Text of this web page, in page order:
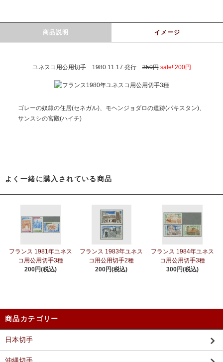
商品説明 イメージ
ユネスコ用公用切手 1980.11.17.発行350円 sale! 200円
ゴレーの奴隷の住居(セネガル)、モヘンジョダロの遺跡(パキスタン)、
サンスシの宮殿(ハイチ)
よく一緒に購入されている商品
フランス 1981年ユネス
コ用公用切手3種
200円(税込)
フランス 1983年ユネス
コ用公用切手2種
200円(税込)
フランス 1984年ユネス
コ用公用切手3種
300円(税込)
商品カテゴリー
日本切手